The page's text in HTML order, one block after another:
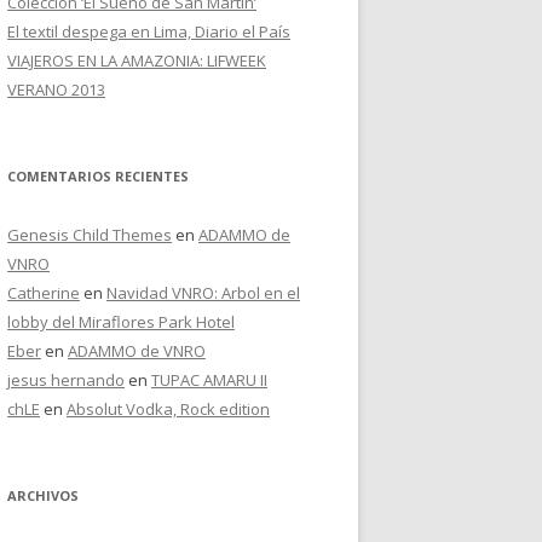
El textil despega en Lima, Diario el País
VIAJEROS EN LA AMAZONIA: LIFWEEK
VERANO 2013
COMENTARIOS RECIENTES
Genesis Child Themes en ADAMMO de
VNRO
Catherine en Navidad VNRO: Arbol en el
lobby del Miraflores Park Hotel
Eber en ADAMMO de VNRO
jesus hernando en TUPAC AMARU II
chLE en Absolut Vodka, Rock edition
ARCHIVOS